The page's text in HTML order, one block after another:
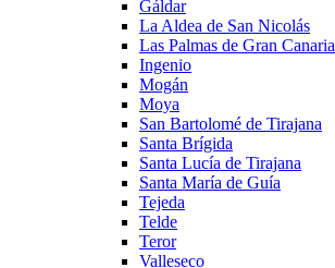
Gáldar
La Aldea de San Nicolás
Las Palmas de Gran Canaria
Ingenio
Mogán
Moya
San Bartolomé de Tirajana
Santa Brígida
Santa Lucía de Tirajana
Santa María de Guía
Tejeda
Telde
Teror
Valleseco